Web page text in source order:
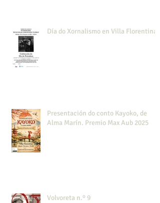
Día do Xornalismo en Villa Florentina
Presentación do conto Kayoko, de
Alma Marín. Premio Max Aub 2025
Volvoreta n.º 9